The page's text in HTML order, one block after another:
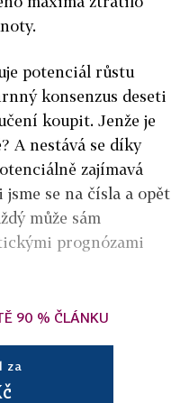
potenciál růstu
konsenzus deseti
koupit. Jenže je
A nestává se díky
zajímavá
se na čísla a opět
může sám
prognózami
90 % ČLÁNKU
za